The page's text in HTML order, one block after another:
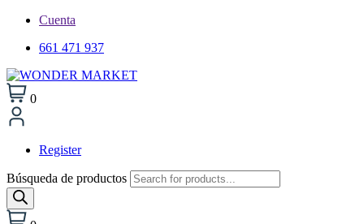
Cuenta
661 471 937
0
Register
Búsqueda de productos